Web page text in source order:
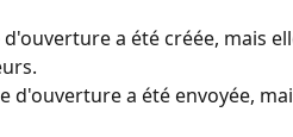
a été créée, mais
d'ouverture a été envoyée,